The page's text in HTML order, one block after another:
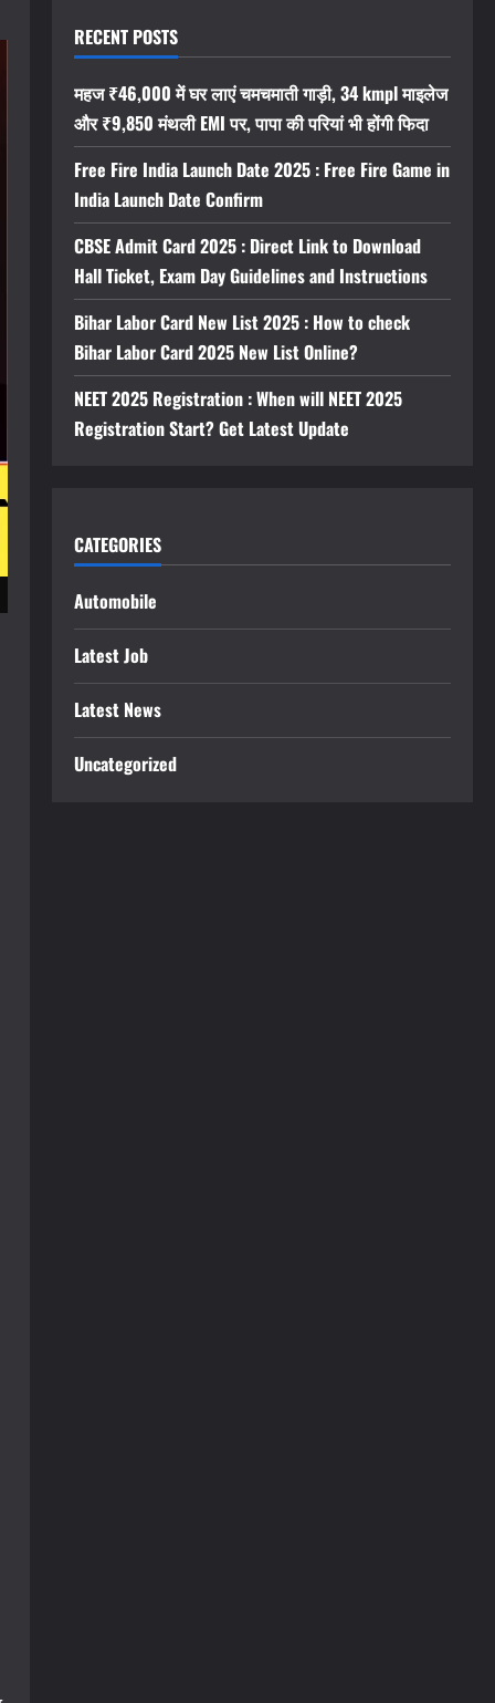
RECENT POSTS
महज ₹46,000 में घर लाएं चमचमाती गाड़ी, 34 kmpl माइलेज
और ₹9,850 मंथली EMI पर, पापा की परियां भी होंगी फिदा
Free Fire India Launch Date 2025 : Free Fire Game in
India Launch Date Confirm
CBSE Admit Card 2025 : Direct Link to Download
Hall Ticket, Exam Day Guidelines and Instructions
Bihar Labor Card New List 2025 : How to check
Bihar Labor Card 2025 New List Online?
NEET 2025 Registration : When will NEET 2025
Registration Start? Get Latest Update
CATEGORIES
Automobile
Latest Job
Latest News
Uncategorized